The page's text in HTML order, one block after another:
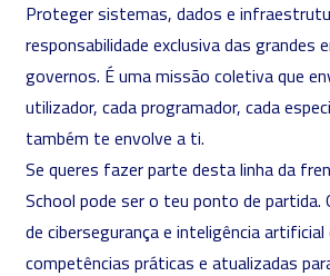
Proteger sistemas, dados e
responsabilidade exclusiva das grandes
governos. É uma missão coletiva que
utilizador, cada programador, cada
também te envolve a ti.
Se queres fazer parte desta linha da
School pode ser o teu ponto de partida.
de cibersegurançae inteligência artificial
competências práticas e atualizadas